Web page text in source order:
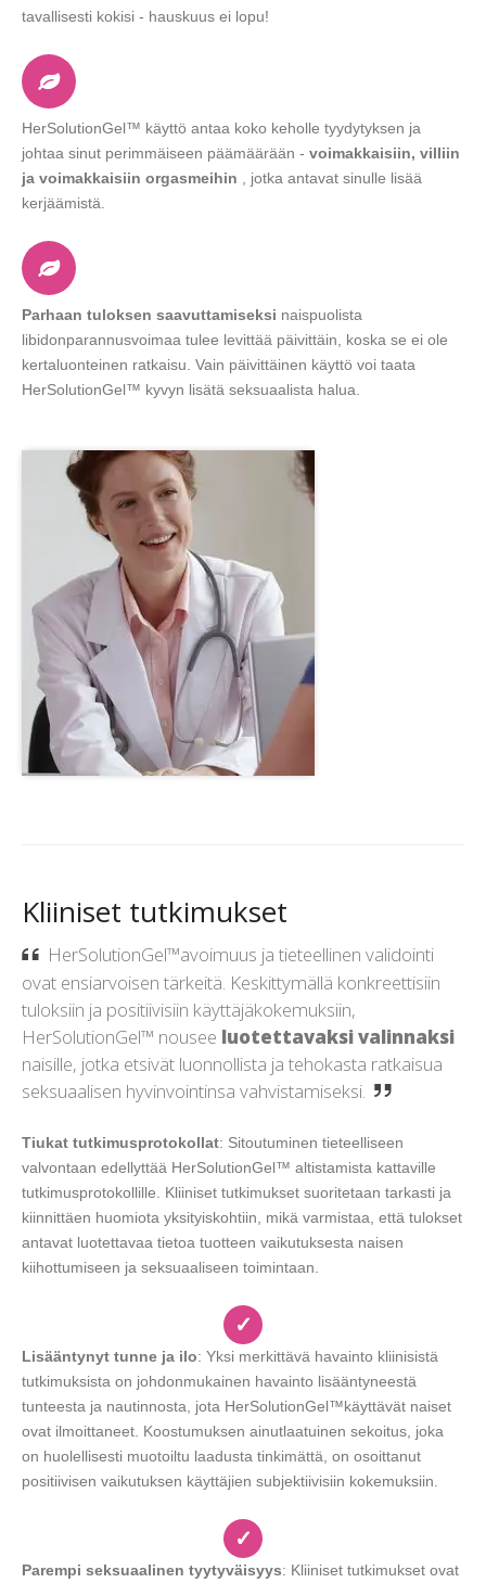
tavallisesti kokisi - hauskuus ei lopu!
HerSolutionGel™ käyttö antaa koko keholle tyydytyksen ja
johtaa sinut perimmäiseen päämäärään - voimakkaisiin, villiin
ja voimakkaisiin orgasmeihin , jotka antavat sinulle lisää
kerjäämistä.
Parhaan tuloksen saavuttamiseksi naispuolista
libidonparannusvoimaa tulee levittää päivittäin, koska se ei ole
kertaluonteinen ratkaisu. Vain päivittäinen käyttö voi taata
HerSolutionGel™ kyvyn lisätä seksuaalista halua.
Kliiniset tutkimukset
HerSolutionGel™avoimuus ja tieteellinen validointi
ovat ensiarvoisen tärkeitä. Keskittymällä konkreettisiin
tuloksiin ja positiivisiin käyttäjäkokemuksiin,
HerSolutionGel™ nousee luotettavaksi valinnaksi
naisille, jotka etsivät luonnollista ja tehokasta ratkaisua
seksuaalisen hyvinvointinsa vahvistamiseksi.
Tiukat tutkimusprotokollat: Sitoutuminen tieteelliseen
valvontaan edellyttää HerSolutionGel™ altistamista kattaville
tutkimusprotokollille. Kliiniset tutkimukset suoritetaan tarkasti ja
kiinnittäen huomiota yksityiskohtiin, mikä varmistaa, että tulokset
antavat luotettavaa tietoa tuotteen vaikutuksesta naisen
kiihottumiseen ja seksuaaliseen toimintaan.
✓
Lisääntynyt tunne ja ilo: Yksi merkittävä havainto kliinisistä
tutkimuksista on johdonmukainen havainto lisääntyneestä
tunteesta ja nautinnosta, jota HerSolutionGel™käyttävät naiset
ovat ilmoittaneet. Koostumuksen ainutlaatuinen sekoitus, joka
on huolellisesti muotoiltu laadusta tinkimättä, on osoittanut
positiivisen vaikutuksen käyttäjien subjektiivisiin kokemuksiin.
✓
Parempi seksuaalinen tyytyväisyys: Kliiniset tutkimukset ovat